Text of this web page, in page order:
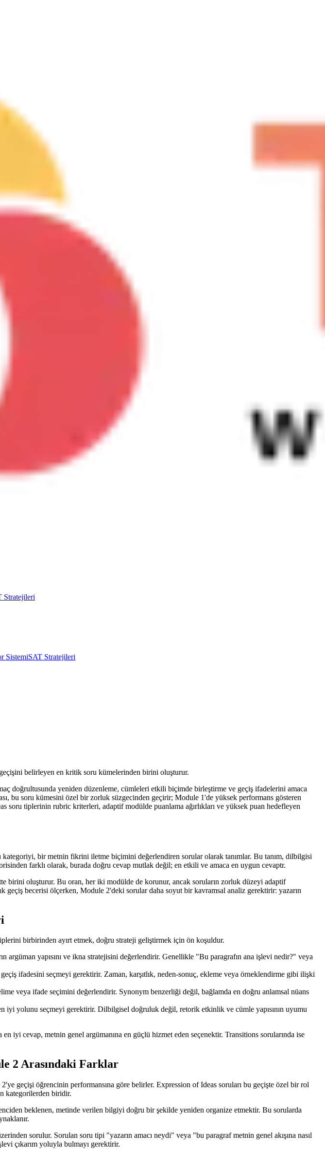
Stratejileri
SistemiSAT Stratejileri
belirleyen en kritik soru kümelerinden birini oluşturur.
doğrultusunda yeniden düzenleme, cümleleri etkili biçimde birleştirme ve geçiş ifadelerini amaca
bu soru kümesini özel bir zorluk süzgecinden geçirir; Module 1'de yüksek performans gösteren
soru tiplerinin rubric kriterleri, adaptif modülde puanlama ağırlıkları ve yüksek puan hedefleyen
bir metnin fikrini iletme biçimini değerlendiren sorular olarak tanımlar. Bu tanım, dilbilgisi
farklı olarak, burada doğru cevap mutlak değil; en etkili ve amaca en uygun cevaptr.
birini oluşturur. Bu oran, her iki modülde de korunur, ancak soruların zorluk düzeyi adaptif
geçiş becerisi ölçerken, Module 2'deki sorular daha soyut bir kavramsal analiz gerektirir: yazarın
birbirinden ayırt etmek, doğru strateji geliştirmek için ön koşuldur.
argüman yapısını ve ikna stratejisini değerlendirir. Genellikle "Bu paragrafın ana işlevi nedir?" veya
ifadesini seçmeyi gerektirir. Zaman, karşıtlık, neden-sonuç, ekleme veya örneklendirme gibi ilişki
veya ifade seçimini değerlendirir. Synonym benzerliği değil, bağlamda en doğru anlamsal nüans
yolunu seçmeyi gerektirir. Dilbilgisel doğruluk değil, retorik etkinlik ve cümle yapısının uyumu
iyi cevap, metnin genel argümanına en güçlü hizmet eden seçenektir. Transitions sorularında ise
2 Arasındaki Farklar
geçişi öğrencinin performansına göre belirler. Expression of Ideas soruları bu geçişte özel bir rol
kategorilerden biridir.
beklenen, metinde verilen bilgiyi doğru bir şekilde yeniden organize etmektir. Bu sorularda
sorulur. Sorulan soru tipi "yazarın amacı neydi" veya "bu paragraf metnin genel akışına nasıl
çıkarım yoluyla bulmayı gerektirir.